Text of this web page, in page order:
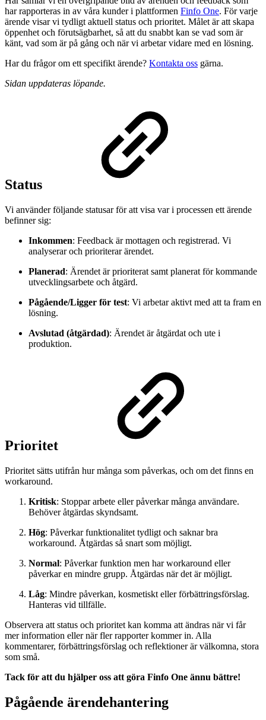
har rapporteras in av våra kunder i plattformen Finfo One. För varje
ärende visar vi tydligt aktuell status och prioritet. Målet är att skapa
öppenhet och förutsägbarhet, så att du snabbt kan se vad som är
känt, vad som är på gång och när vi arbetar vidare med en lösning.
Har du frågor om ett specifikt ärende? Kontakta oss gärna.
Sidan uppdateras löpande.
Status
Vi använder följande statusar för att visa var i processen ett ärende
befinner sig:
Inkommen: Feedback är mottagen och registrerad. Vi
analyserar och prioriterar ärendet.
Planerad: Ärendet är prioriterat samt planerat för kommande
utvecklingsarbete och åtgärd.
Pågående/Ligger för test: Vi arbetar aktivt med att ta fram en
lösning.
Avslutad (åtgärdad): Ärendet är åtgärdat och ute i
produktion.
Prioritet
Prioritet sätts utifrån hur många som påverkas, och om det finns en
workaround.
Kritisk: Stoppar arbete eller påverkar många användare.
Behöver åtgärdas skyndsamt.
Hög: Påverkar funktionalitet tydligt och saknar bra
workaround. Åtgärdas så snart som möjligt.
Normal: Påverkar funktion men har workaround eller
påverkar en mindre grupp. Åtgärdas när det är möjligt.
Låg: Mindre påverkan, kosmetiskt eller förbättringsförslag.
Hanteras vid tillfälle.
Observera att status och prioritet kan komma att ändras när vi får
mer information eller när fler rapporter kommer in. Alla
kommentarer, förbättringsförslag och reflektioner är välkomna, stora
som små.
Tack för att du hjälper oss att göra Finfo One ännu bättre!
Pågående ärendehantering